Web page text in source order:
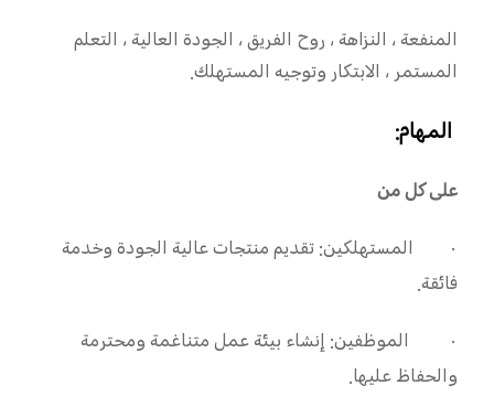
المنفعة ، النزاهة ، روح الفريق ، الجودة العالية ، التعلم
المستمر ، الابتكار وتوجيه المستهلك.
المهام:
على كل من
·
المستهلكين: تقديم منتجات عالية الجودة وخدمة
فائقة.
·
الموظفين: إنشاء بيئة عمل متناغمة ومحترمة
والحفاظ عليها.